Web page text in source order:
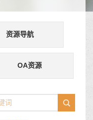
资源导航
OA资源